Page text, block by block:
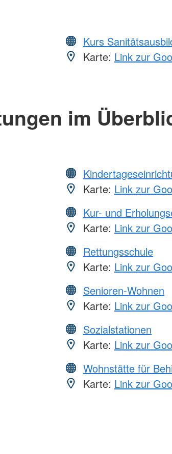
Kurs
Karte: Link zur
im
Karte: Link zur
Kur- und
Karte: Link zur
Rettungsschule
Karte: Link zur
Senioren-Wohnen
Karte: Link zur
Sozialstationen
Karte: Link zur
Wohnstätte für
Karte: Link zur